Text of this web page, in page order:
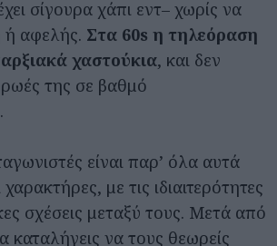
σίγουρα χάπι εντ– χωρίς να
ή αφελής. Στα 60s η τηλεόραση
χαστούκια, και δεν
της σε βαθμό
είναι παρ’ όλα αυτά
με τις ιδιαιτερότητες
σχέσεις μεταξύ τους. Μετά από
καταλήγεις να τους θεωρείς